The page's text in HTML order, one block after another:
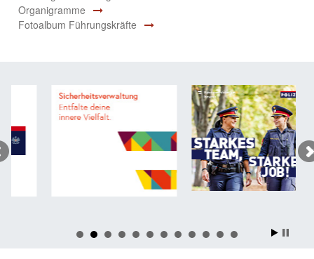
Organigramme
Fotoalbum Führungskräfte